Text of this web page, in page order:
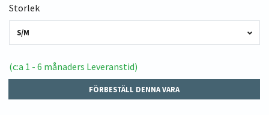
Storlek
S/M
(c:a 1 - 6 månaders Leveranstid)
FÖRBESTÄLL DENNA VARA